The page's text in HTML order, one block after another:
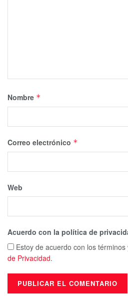
Nombre *
Correo electrónico *
Web
Acuerdo con la política de
Estoy de acuerdo con los
de Privacidad.